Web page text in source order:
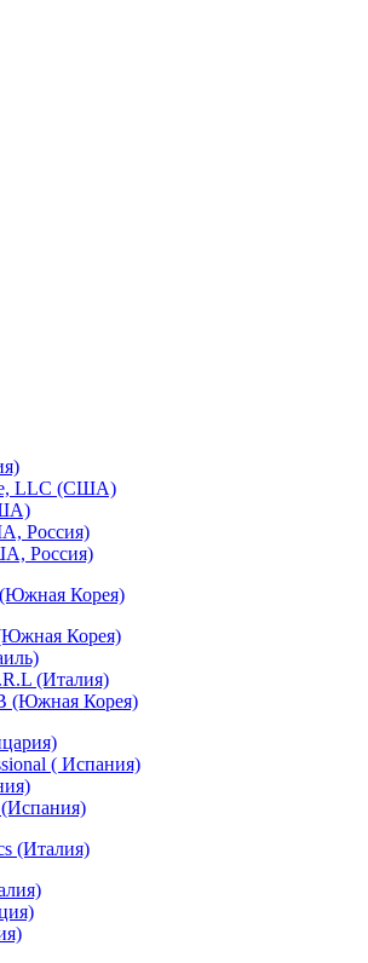
LLC (США)
Россия)
Россия)
Корея)
Корея)
(Италия)
(Южная Корея)
( Испания)
(Италия)